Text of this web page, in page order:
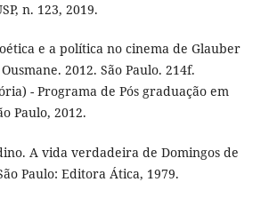
n. 123, 2019.
e a política no cinema de Glauber
2012. São Paulo. 214f.
- Programa de Pós graduação em
Paulo, 2012.
A vida verdadeira de Domingos de
Paulo: Editora Ática, 1979.